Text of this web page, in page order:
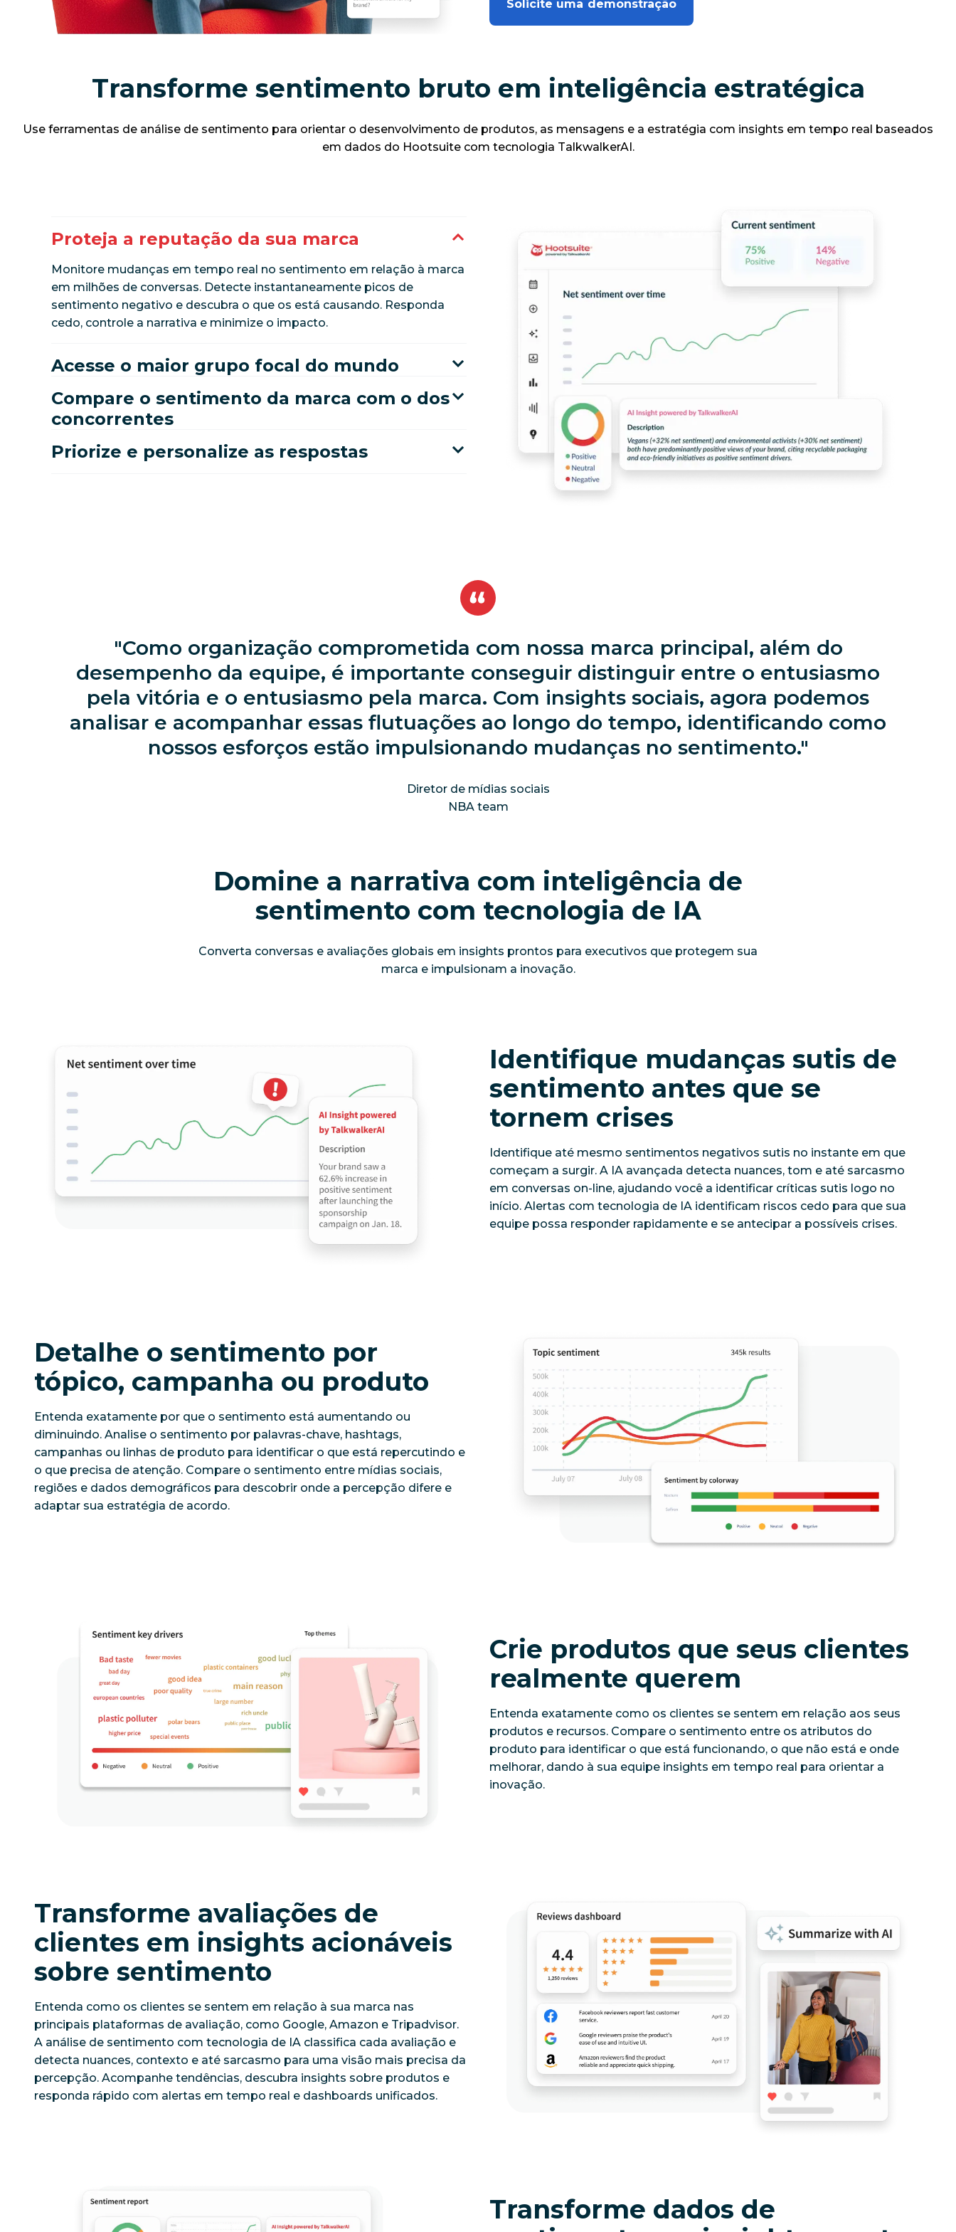
Solicite uma demonstração
Transforme sentimento bruto em inteligência estratégica
Use ferramentas de análise de sentimento para orientar o desenvolvimento de produtos, as mensagens e a estratégia com insights em tempo real baseados
em dados do Hootsuite com tecnologia TalkwalkerAI.
Proteja a reputação da sua marca
Monitore mudanças em tempo real no sentimento em relação à marca
em milhões de conversas. Detecte instantaneamente picos de
sentimento negativo e descubra o que os está causando. Responda
cedo, controle a narrativa e minimize o impacto.
Acesse o maior grupo focal do mundo
Compare o sentimento da marca com o dos
concorrentes
Priorize e personalize as respostas
Como organização comprometida com nossa marca principal, além do
desempenho da equipe, é importante conseguir distinguir entre o entusiasmo
pela vitória e o entusiasmo pela marca. Com insights sociais, agora podemos
analisar e acompanhar essas flutuações ao longo do tempo, identificando como
nossos esforços estão impulsionando mudanças no sentimento.
Diretor de mídias sociais
NBA team
Domine a narrativa com inteligência de
sentimento com tecnologia de IA
Converta conversas e avaliações globais em insights prontos para executivos que protegem sua
marca e impulsionam a inovação.
Identifique mudanças sutis de
sentimento antes que se
tornem crises
Identifique até mesmo sentimentos negativos sutis no instante em que
começam a surgir. A IA avançada detecta nuances, tom e até sarcasmo
em conversas on-line, ajudando você a identificar críticas sutis logo no
início. Alertas com tecnologia de IA identificam riscos cedo para que sua
equipe possa responder rapidamente e se antecipar a possíveis crises.
Detalhe o sentimento por
tópico, campanha ou produto
Entenda exatamente por que o sentimento está aumentando ou
diminuindo. Analise o sentimento por palavras-chave, hashtags,
campanhas ou linhas de produto para identificar o que está repercutindo e
o que precisa de atenção. Compare o sentimento entre mídias sociais,
regiões e dados demográficos para descobrir onde a percepção difere e
adaptar sua estratégia de acordo.
Crie produtos que seus clientes
realmente querem
Entenda exatamente como os clientes se sentem em relação aos seus
produtos e recursos. Compare o sentimento entre os atributos do
produto para identificar o que está funcionando, o que não está e onde
melhorar, dando à sua equipe insights em tempo real para orientar a
inovação.
Transforme avaliações de
clientes em insights acionáveis
sobre sentimento
Entenda como os clientes se sentem em relação à sua marca nas
principais plataformas de avaliação, como Google, Amazon e Tripadvisor.
A análise de sentimento com tecnologia de IA classifica cada avaliação e
detecta nuances, contexto e até sarcasmo para uma visão mais precisa da
percepção. Acompanhe tendências, descubra insights sobre produtos e
responda rápido com alertas em tempo real e dashboards unificados.
Transforme dados de